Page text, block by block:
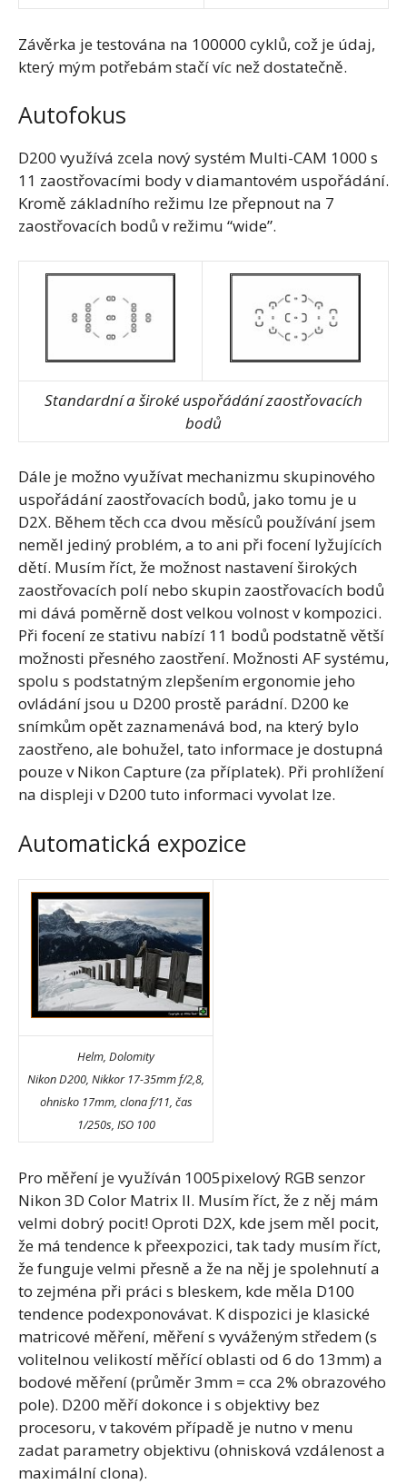
Závěrka je testována na 100000 cyklů, což je údaj,
který mým potřebám stačí víc než dostatečně.
Autofokus
D200 využívá zcela nový systém Multi-CAM 1000 s
11 zaostřovacími body v diamantovém uspořádání.
Kromě základního režimu lze přepnout na 7
zaostřovacích bodů v režimu “wide”.
Standardní a široké uspořádání zaostřovacích
bodů
Dále je možno využívat mechanizmu skupinového
uspořádání zaostřovacích bodů, jako tomu je u
D2X. Během těch cca dvou měsíců používání jsem
neměl jediný problém, a to ani při focení lyžujících
dětí. Musím říct, že možnost nastavení širokých
zaostřovacích polí nebo skupin zaostřovacích bodů
mi dává poměrně dost velkou volnost v kompozici.
Při focení ze stativu nabízí 11 bodů podstatně větší
možnosti přesného zaostření. Možnosti AF systému,
spolu s podstatným zlepšením ergonomie jeho
ovládání jsou u D200 prostě parádní. D200 ke
snímkům opět zaznamenává bod, na který bylo
zaostřeno, ale bohužel, tato informace je dostupná
pouze v Nikon Capture (za příplatek). Při prohlížení
na displeji v D200 tuto informaci vyvolat lze.
Automatická expozice
Helm, Dolomity
Nikon D200, Nikkor 17-35mm f/2,8,
ohnisko 17mm, clona f/11, čas
1/250s, ISO 100
Pro měření je využíván 1005pixelový RGB senzor
Nikon 3D Color Matrix II. Musím říct, že z něj mám
velmi dobrý pocit! Oproti D2X, kde jsem měl pocit,
že má tendence k přeexpozici, tak tady musím říct,
že funguje velmi přesně a že na něj je spolehnutí a
to zejména při práci s bleskem, kde měla D100
tendence podexponovávat. K dispozici je klasické
matricové měření, měření s vyváženým středem (s
volitelnou velikostí měřící oblasti od 6 do 13mm) a
bodové měření (průměr 3mm = cca 2% obrazového
pole). D200 měří dokonce i s objektivy bez
procesoru, v takovém případě je nutno v menu
zadat parametry objektivu (ohnisková vzdálenost a
maximální clona).